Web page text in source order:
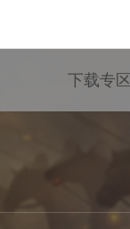
下载专区